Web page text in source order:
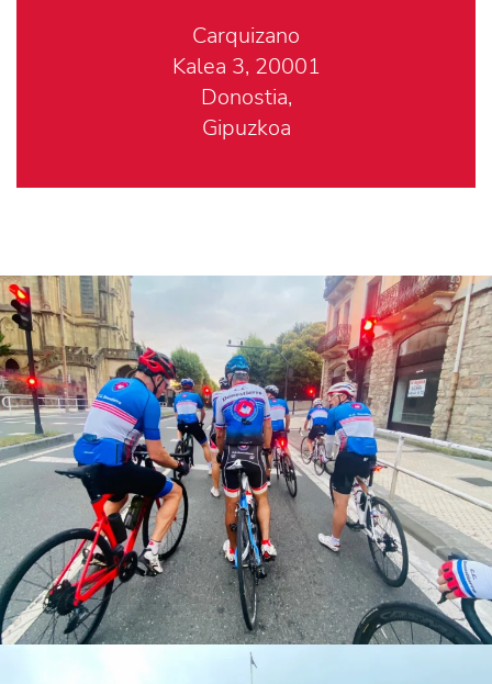
Carquizano
Kalea 3, 20001
Donostia,
Gipuzkoa